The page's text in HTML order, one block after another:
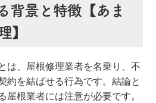
背景と特徴【あま
】
は、屋根修理業者を名乗り、不
約を結ばせる行為です。結論と
屋根業者には注意が必要です。